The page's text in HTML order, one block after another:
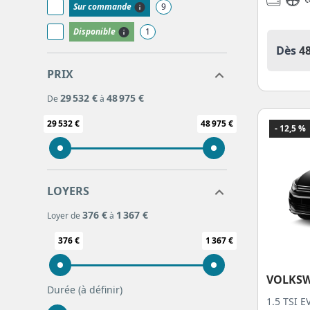
Sur commande 9
Disponible 1
PRIX
De 29 532 €à 48 975 €
29 532 € 48 975 €
LOYERS
Loyer de 376 €à 1 367 €
376 € 1 367 €
Durée (à définir)
Dès
- 12,5 %
1.5 TSI